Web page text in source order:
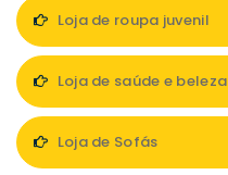
Loja de roupa juvenil
Loja de saúde e beleza
Loja de Sofás